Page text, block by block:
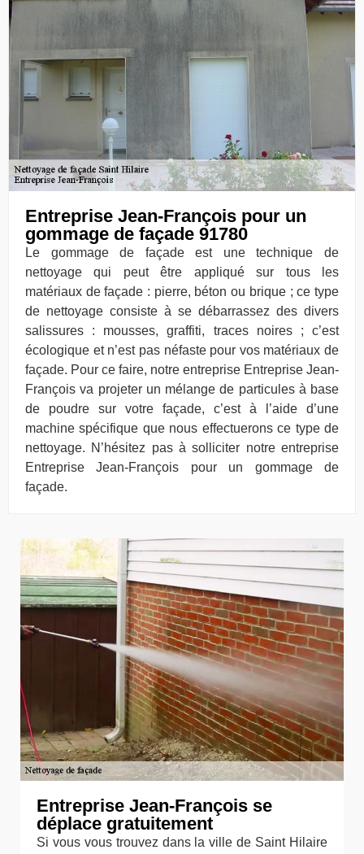
Entreprise Jean-François pour un
gommage de façade 91780
Le gommage de façade est une technique de
nettoyage qui peut être appliqué sur tous les
matériaux de façade : pierre, béton ou brique ; ce type
de nettoyage consiste à se débarrassez des divers
salissures : mousses, graffiti, traces noires ; c’est
écologique et n’est pas néfaste pour vos matériaux de
façade. Pour ce faire, notre entreprise Entreprise Jean-
François va projeter un mélange de particules à base
de poudre sur votre façade, c’est à l’aide d’une
machine spécifique que nous effectuerons ce type de
nettoyage. N’hésitez pas à solliciter notre entreprise
Entreprise Jean-François pour un gommage de
façade.
Entreprise Jean-François se
déplace gratuitement
Si vous vous trouvez dans la ville de Saint Hilaire